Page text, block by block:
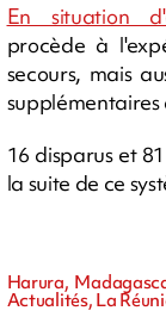
En situation
procède à
secours, mais
supplémentaires
16 disparus et
la suite de ce
Harura,
Actualités, La